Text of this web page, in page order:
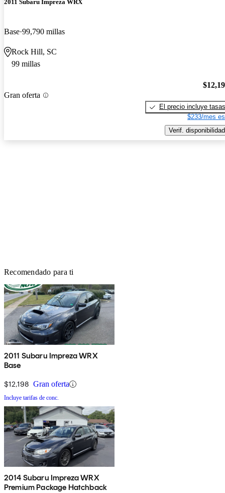
2011 Subaru Impreza WRX
Base 99,790 millas
Rock Hill, SC
99 millas
Gran oferta
El precio incluye tasas
$233/mes
Verif. disponibilidad
Recomendado para ti
2011 Subaru Impreza WRX
Base
$12,198 Gran oferta
Incluye tarifas de conc.
2014 Subaru Impreza WRX
Premium Package Hatchback